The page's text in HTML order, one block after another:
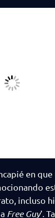
en que
incluso
Free Guy’.